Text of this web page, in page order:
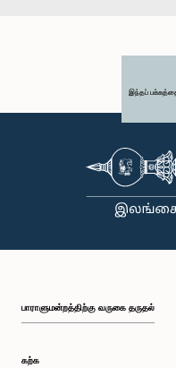
இந்தப்
பாராளுமன்றத்திற்கு வருகை தருதல்
கற்க